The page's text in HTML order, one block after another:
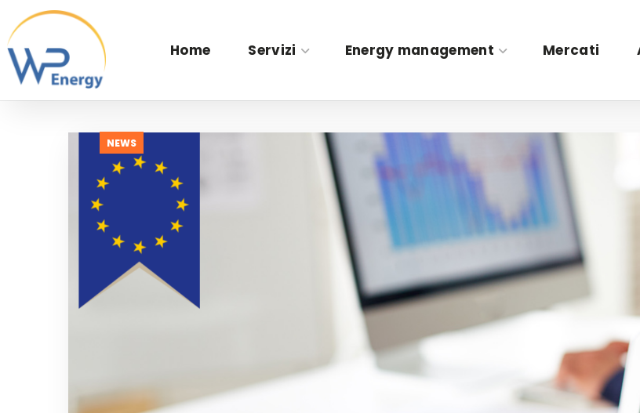
Home Servizi Energy management Mercati
NEWS